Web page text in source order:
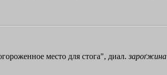
место для стога", диал. зароґжина